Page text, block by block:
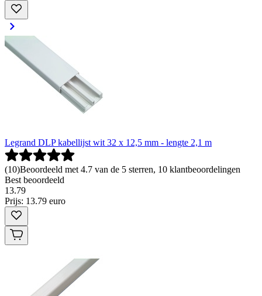
Legrand DLP kabellijst wit 32 x 12,5 mm - lengte 2,1 m
(10)Beoordeeld met 4.7 van de 5 sterren, 10 klantbeoordelingen
Best beoordeeld
13.79
Prijs: 13.79 euro